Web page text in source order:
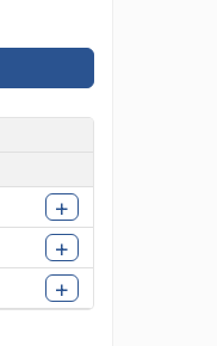
+
+
+